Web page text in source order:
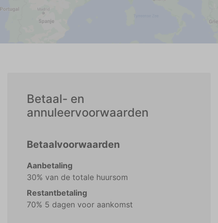
Betaal- en
annuleervoorwaarden
Betaalvoorwaarden
Aanbetaling
30% van de totale huursom
Restantbetaling
70% 5 dagen voor aankomst